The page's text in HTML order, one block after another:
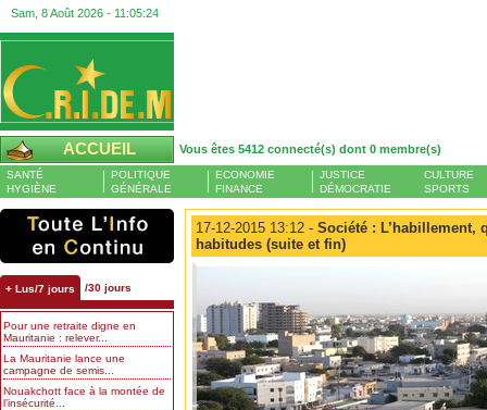
Sam, 8 Août 2026 - 11:05:25
ACCUEIL Vous êtes 5412 connecté(s) dont 0 membre(s)
SANTÉ
HYGIÈNE
POLITIQUE
GÉNÉRALE
ECONOMIE
FINANCE
JUSTICE
DÉMOCRATIE
CULTURE
SPORTS
+ Lus/7 jours /30 jours
Pour une retraite digne en
Mauritanie : relever...
La Mauritanie lance une
campagne de semis...
Nouakchott face à la montée de
l’insécurité...
17-12-2015 13:12 - Société : L’habillement,
habitudes (suite et fin)